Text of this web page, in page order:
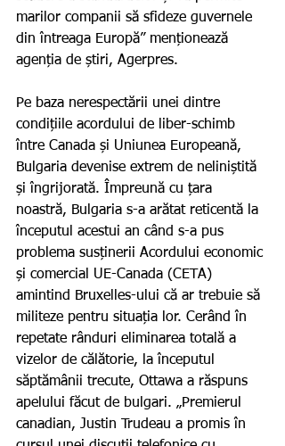
marilor companii să sfideze guvernele
din întreaga Europă” menționează
agenția de știri, Agerpres.
Pe baza nerespectării unei dintre
condițiile acordului de liber-schimb
între Canada și Uniunea Europeană,
Bulgaria devenise extrem de neliniștită
și îngrijorată. Împreună cu țara
noastră, Bulgaria s-a arătat reticentă la
începutul acestui an când s-a pus
problema susținerii Acordului economic
și comercial UE-Canada (CETA)
amintind Bruxelles-ului că ar trebuie să
militeze pentru situația lor. Cerând în
repetate rânduri eliminarea totală a
vizelor de călătorie, la începutul
săptămânii trecute, Ottawa a răspuns
apelului făcut de bulgari. „Premierul
canadian, Justin Trudeau a promis în